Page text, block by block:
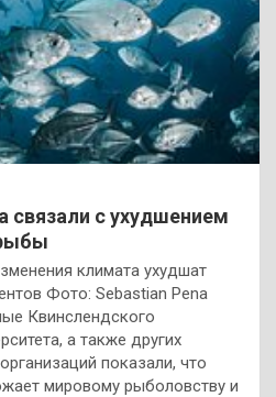
связали с ухудшением
климата ухудшат
Фото: Sebastian Pena
Квинслендского
а также других
показали, что
мировому рыболовству и